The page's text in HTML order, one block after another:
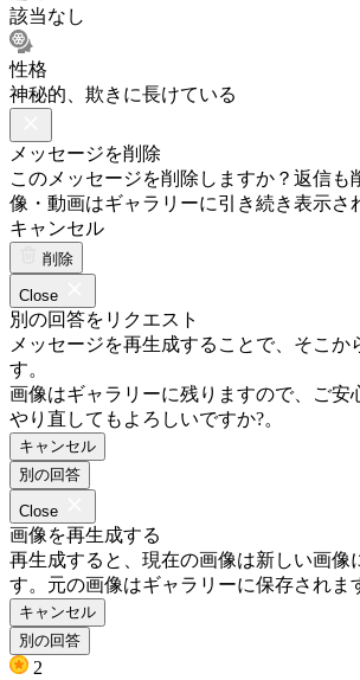
該当なし
性格
神秘的、欺きに長けている
メッセージを削除
このメッセージを削除しますか？返信も
像・動画はギャラリーに引き続き表示さ
キャンセル
削除
Close
別の回答をリクエスト
メッセージを再生成することで、そこか
す。
画像はギャラリーに残りますので、ご安
やり直してもよろしいですか?。
キャンセル
別の回答
Close
画像を再生成する
再生成すると、現在の画像は新しい画像
す。元の画像はギャラリーに保存されま
キャンセル
別の回答
2